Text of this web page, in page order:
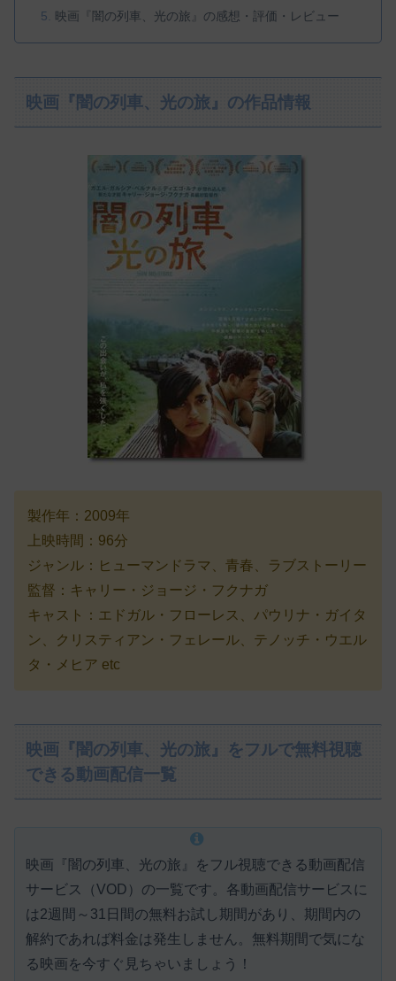
映画『闇の列車、光の旅』の感想・評価・レビュー
映画『闇の列車、光の旅』の作品情報
製作年：2009年
上映時間：96分
ジャンル：ヒューマンドラマ、青春、ラブストーリー
監督：キャリー・ジョージ・フクナガ
キャスト：エドガル・フローレス、パウリナ・ガイタ
ン、クリスティアン・フェレール、テノッチ・ウエル
タ・メヒア etc
映画『闇の列車、光の旅』をフルで無料視聴
できる動画配信一覧
映画『闇の列車、光の旅』をフル視聴できる動画配信
サービス（VOD）の一覧です。各動画配信サービスに
は2週間～31日間の無料お試し期間があり、期間内の
解約であれば料金は発生しません。 無料期間で気にな
る映画を今すぐ見ちゃいましょう！